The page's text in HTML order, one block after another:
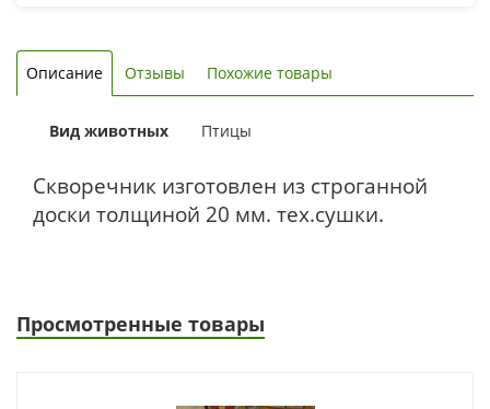
Описание Отзывы Похожие товары
Вид животных Птицы
Скворечник изготовлен из строганной
доски толщиной 20 мм. тех.сушки.
Просмотренные товары